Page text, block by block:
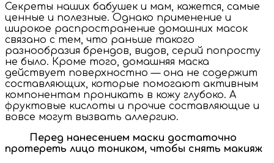
Секреты наших бабушек и мам, кажется, самые
ценные и полезные. Однако применение и
широкое распространение домашних масок
связано с тем, что раньше такого
разнообразия брендов, видов, серий попросту
не было. Кроме того, домашняя маска
действует поверхностно — она не содержит
составляющих, которые помогают активным
компонентам проникать в кожу глубоко. А
фруктовые кислоты и прочие составляющие и
вовсе могут вызвать аллергию.
Перед нанесением маски достаточно
протереть лицо тоником, чтобы снять макияж